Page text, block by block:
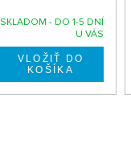
SKLADOM - DO 1-5 DNÍ
U VÁS